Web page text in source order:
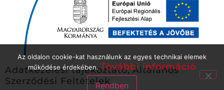
Adatkezelési tájékoztató, Általános
Szerződési Feltételek
Az oldalon cookie-kat használunk az egyes technikai elemek
működése érdekében.További információ
Rendben